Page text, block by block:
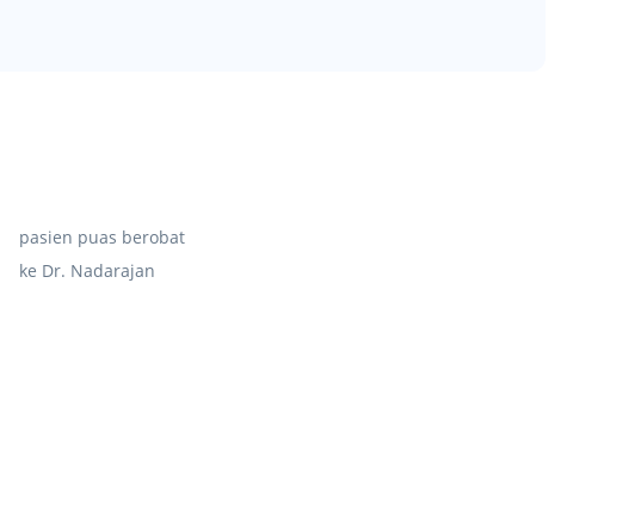
pasien puas berobat
ke Dr. Nadarajan